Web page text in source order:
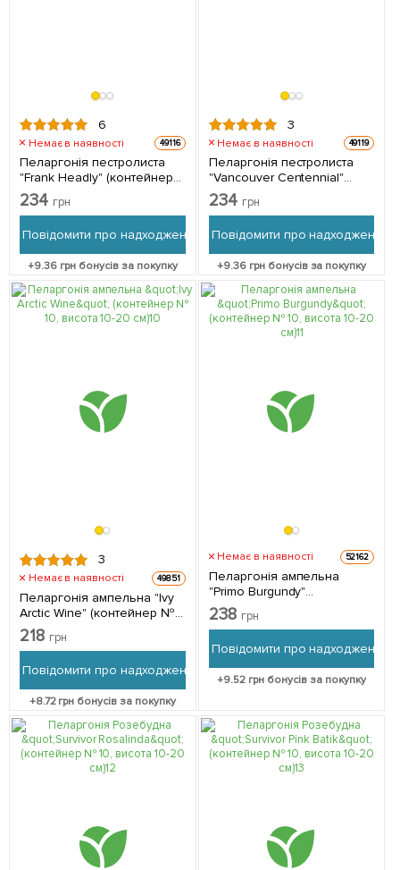
6
Немає в наявності 49116
Пеларгонія пестролиста
"Frank Headly" (контейнер
№ 10, висота 10-20 см) 1
саджанець в упаковці
234 грн
Повідомити про надходження
+9.36 грн бонусів за покупку
3
Немає в наявності 49119
Пеларгонія пестролиста
"Vancouver Centennial"
(контейнер № 10, висота
10-20 см) 1 саджанець в
234 грн
Повідомити про надходження
+9.36грн бонусів за покупку
3
Немає в наявності 49851
Пеларгонія ампельна "Ivy
Arctic Wine" (контейнер №
10, висота 10-20 см) 1
саджанець в упаковці
218 грн
Повідомити про надходження
+8.72грн бонусів за покупку
Немає в наявності 52162
Пеларгонія ампельна
"Primo Burgundy"
(контейнер № 10, висота
10-20 см) 1 саджанець в
238 грн
Повідомити про надходження
+9.52 грн бонусів за покупку